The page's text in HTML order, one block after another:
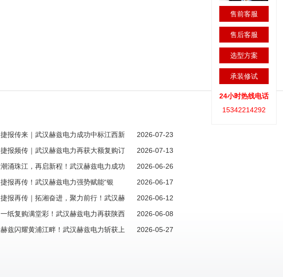
2026-07-23
捷报传来｜武汉赫兹电力成功中标江西新
余高压检测设备项目，开拓赣鄱市场新版图！2026-07-13
捷报频传｜武汉赫兹电力再获大额复购订
单，深耕四川德阳市场！
2026-06-26
潮涌珠江，再启新程！武汉赫兹电力成功
签约深圳大额新订单
2026-06-17
捷报再传！武汉赫兹电力强势赋能“银
城”益阳，老客户复购大单彰显硬核实力！
2026-06-12
捷报再传｜拓湘奋进，聚力前行！武汉赫
兹电力成功签约湖南株洲大额新订单
2026-06-08
一纸复购满堂彩！武汉赫兹电力再获陕西
渭南老客户信赖，续写“信任长歌”新篇章
2026-05-27
赫兹闪耀黄浦江畔！武汉赫兹电力斩获上
售前客服
售后客服
选型方案
承装修试
24小时热线电话
15342214292